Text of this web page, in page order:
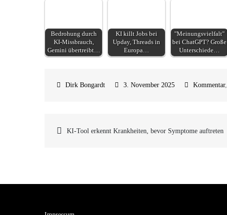
Bedrohung durch
KI-Missbrauch,
Gemini übertreibt…
KI killt Jobs bei
Upday, Threads in
Europa…
"Meinungsvielfalt"
bei ChatGPT? Große
Unterschiede…
3. November 2025 Kommentar,
Beitragsnavigation
KI-Tool erkennt Krankheiten, bevor Symptome auftreten